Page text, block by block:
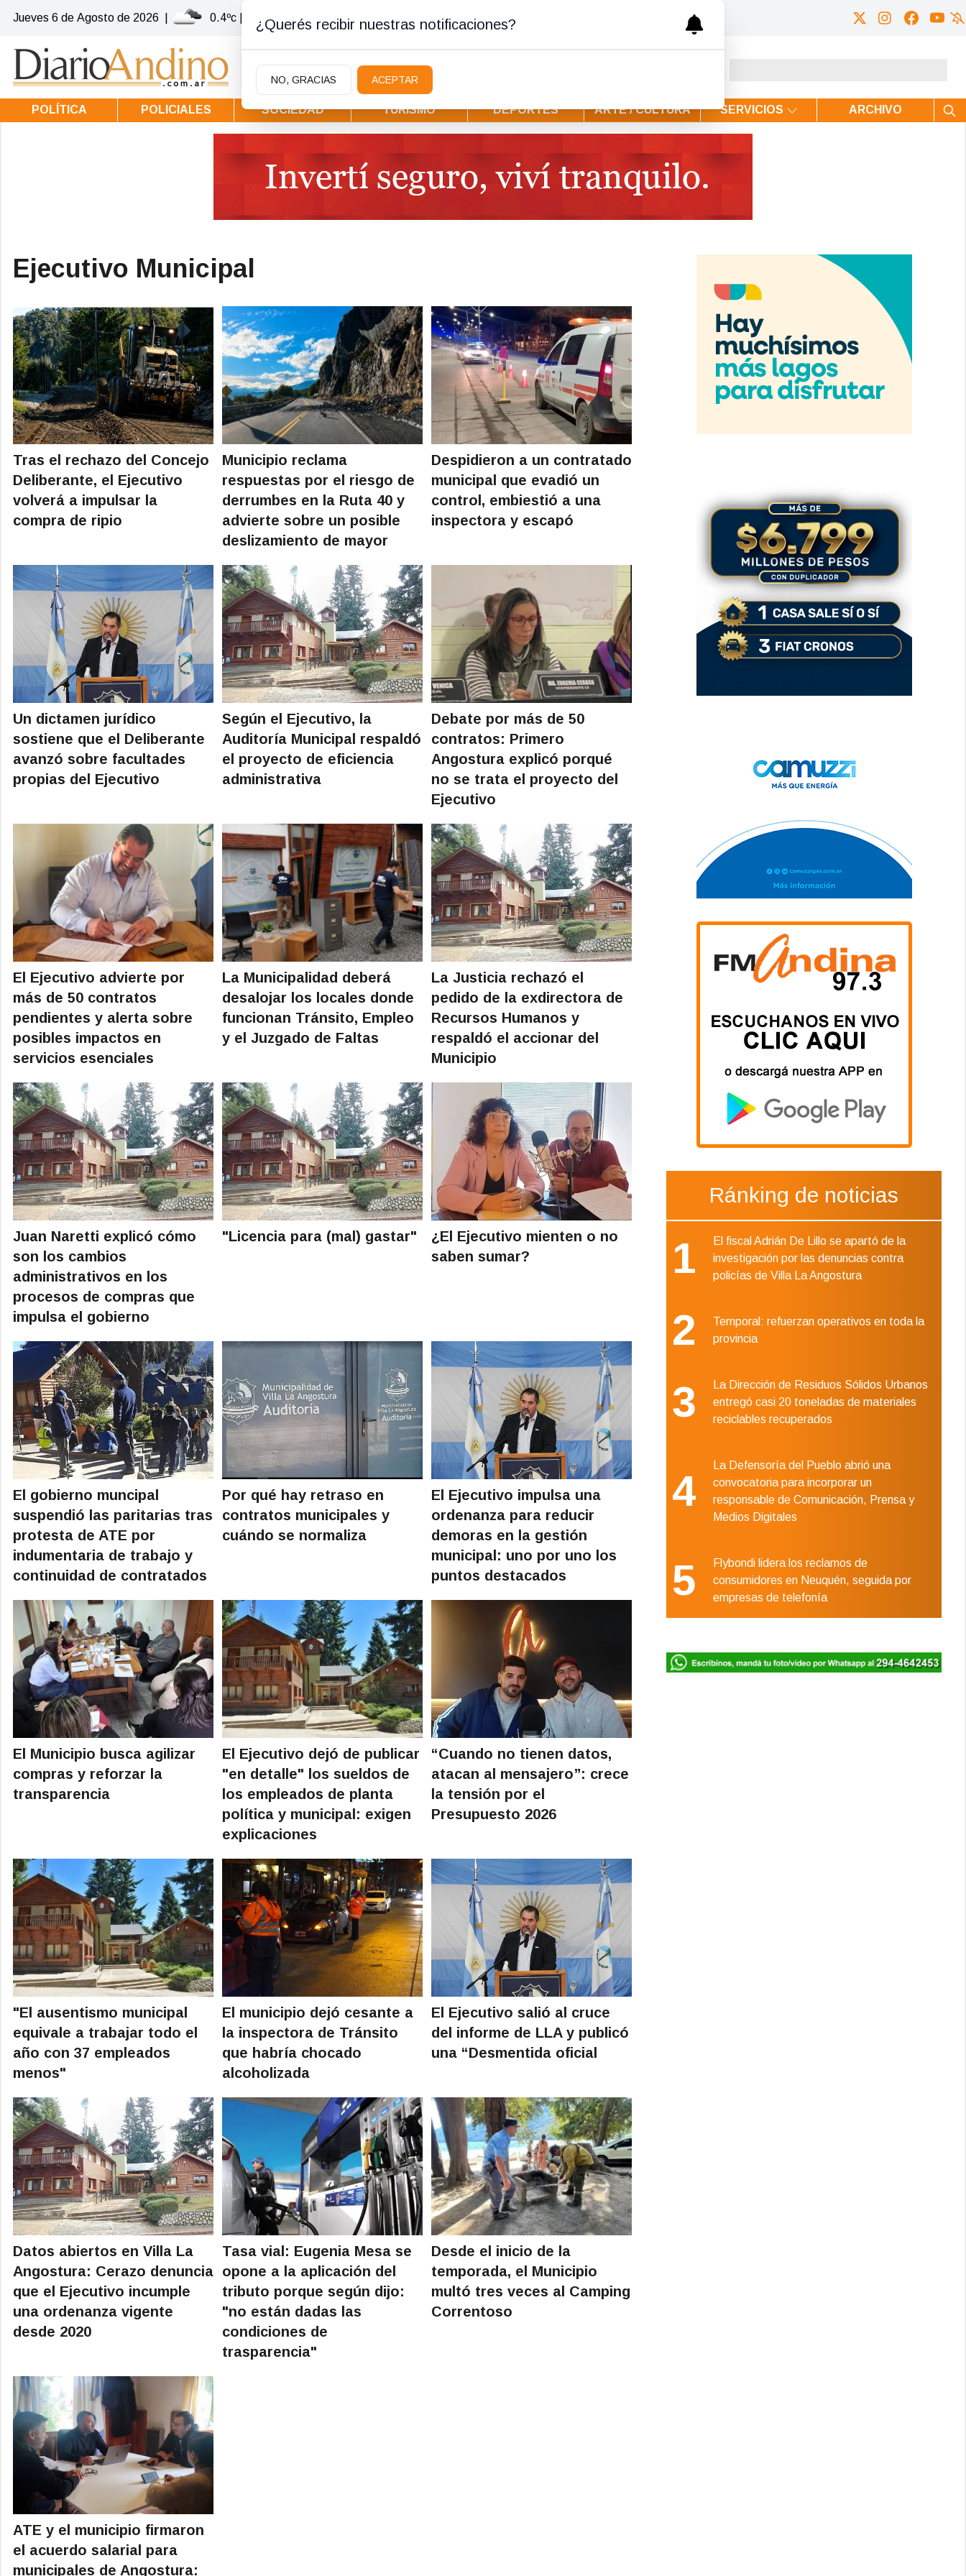
Jueves 6 de Agosto de 2026 0.4ºc | Villa la Angostura
POLÍTICA POLICIALES SOCIEDAD TURISMO DEPORTES ARTE / CULTURA SERVICIOS ARCHIVO
Ejecutivo Municipal
Tras el rechazo del Concejo
Deliberante, el Ejecutivo
volverá a impulsar la
compra de ripio
Municipio reclama
respuestas por el riesgo de
derrumbes en la Ruta 40 y
advierte sobre un posible
deslizamiento de mayor
Despidieron a un contratado
municipal que evadió un
control, embiestió a una
inspectora y escapó
Un dictamen jurídico
sostiene que el Deliberante
avanzó sobre facultades
propias del Ejecutivo
Según el Ejecutivo, la
Auditoría Municipal respaldó
el proyecto de eficiencia
administrativa
Debate por más de 50
contratos: Primero
Angostura explicó porqué
no se trata el proyecto del
Ejecutivo
El Ejecutivo advierte por
más de 50 contratos
pendientes y alerta sobre
posibles impactos en
servicios esenciales
La Municipalidad deberá
desalojar los locales donde
funcionan Tránsito, Empleo
y el Juzgado de Faltas
La Justicia rechazó el
pedido de la exdirectora de
Recursos Humanos y
respaldó el accionar del
Municipio
Juan Naretti explicó cómo
son los cambios
administrativos en los
procesos de compras que
impulsa el gobierno
"Licencia para (mal) gastar"
¿El Ejecutivo mienten o no
saben sumar?
El gobierno muncipal
suspendió las paritarias tras
protesta de ATE por
indumentaria de trabajo y
continuidad de contratados
Por qué hay retraso en
contratos municipales y
cuándo se normaliza
El Ejecutivo impulsa una
ordenanza para reducir
demoras en la gestión
municipal: uno por uno los
puntos destacados
El Municipio busca agilizar
compras y reforzar la
transparencia
El Ejecutivo dejó de publicar
"en detalle" los sueldos de
los empleados de planta
política y municipal: exigen
explicaciones
“Cuando no tienen datos,
atacan al mensajero”: crece
la tensión por el
Presupuesto 2026
"El ausentismo municipal
equivale a trabajar todo el
año con 37 empleados
menos"
El municipio dejó cesante a
la inspectora de Tránsito
que habría chocado
alcoholizada
El Ejecutivo salió al cruce
del informe de LLA y publicó
una “Desmentida oficial
Datos abiertos en Villa La
Angostura: Cerazo denuncia
que el Ejecutivo incumple
una ordenanza vigente
desde 2020
Tasa vial: Eugenia Mesa se
opone a la aplicación del
tributo porque según dijo:
"no están dadas las
condiciones de
trasparencia"
Desde el inicio de la
temporada, el Municipio
multó tres veces al Camping
Correntoso
ATE y el municipio firmaron
el acuerdo salarial para
municipales de Angostura:
Ránking de noticias
1
El fiscal Adrián De Lillo se apartó de la
investigación por las denuncias contra
policías de Villa La Angostura
2
Temporal: refuerzan operativos en toda la
provincia
3
La Dirección de Residuos Sólidos Urbanos
entregó casi 20 toneladas de materiales
reciclables recuperados
4
La Defensoría del Pueblo abrió una
convocatoria para incorporar un
responsable de Comunicación, Prensa y
Medios Digitales
5
Flybondi lidera los reclamos de
consumidores en Neuquén, seguida por
empresas de telefonía
¿Querés recibir nuestras notificaciones?
NO, GRACIAS ACEPTAR